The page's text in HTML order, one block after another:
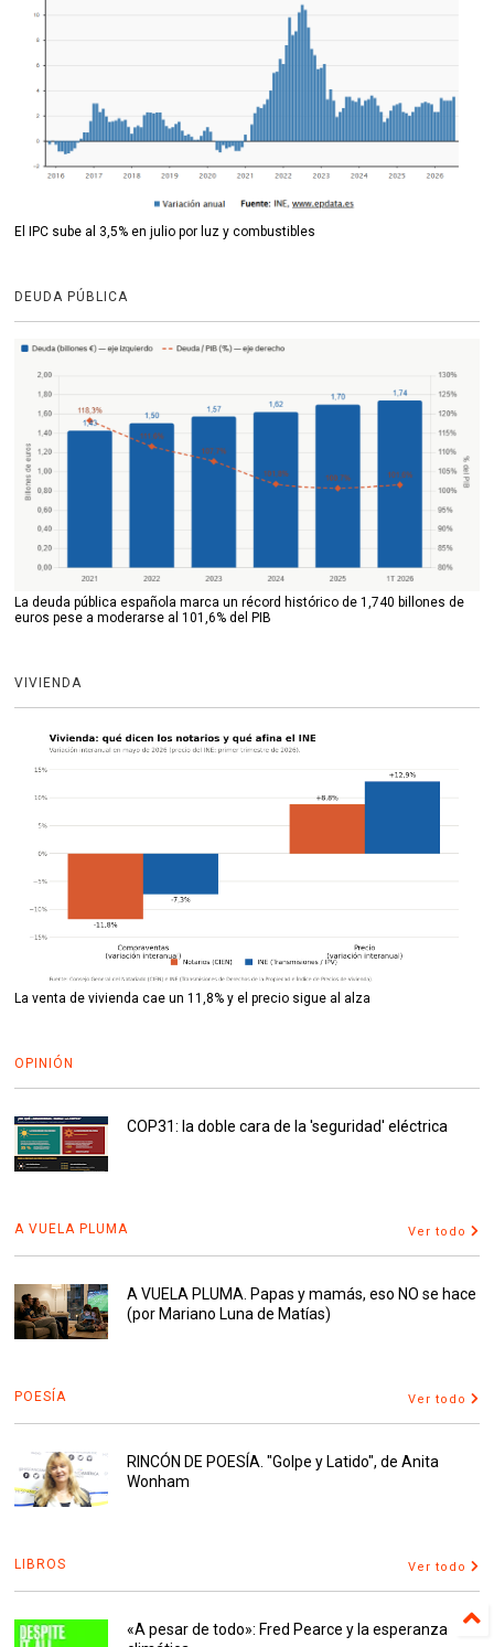
El IPC sube al 3,5% en julio por luz y combustibles
DEUDA PÚBLICA
La deuda pública española marca un récord histórico de 1,740 billones de
euros pese a moderarse al 101,6% del PIB
VIVIENDA
La venta de vivienda cae un 11,8% y el precio sigue al alza
OPINIÓN
COP31: la doble cara de la 'seguridad' eléctrica
A VUELA PLUMA Ver todo
A VUELA PLUMA. Papas y mamás, eso NO se hace
(por Mariano Luna de Matías)
POESÍA Ver todo
RINCÓN DE POESÍA. "Golpe y Latido", de Anita
Wonham
LIBROS Ver todo
«A pesar de todo»: Fred Pearce y la esperanza